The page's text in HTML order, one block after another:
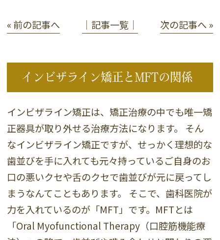
« 前の記事へ │記事一覧│ 次の記事へ »
インビザライン矯正とMFTの関係
インビザライン矯正は、矯正治療の中でも唯一矯
正器具が取り外せる治療方法になります。 そん
なインビザライン矯正ですが、せっかく理想的な
歯並びを手に入れても元々持っているご自身のお
口の悪いクセや舌のクセで歯並びが元に戻ってし
まうなんてこともあります。 そこで、歯科医院が
力を入れているのが「MFT」です。MFTとは
「Oral Myofunctional Therapy（口腔筋機能療